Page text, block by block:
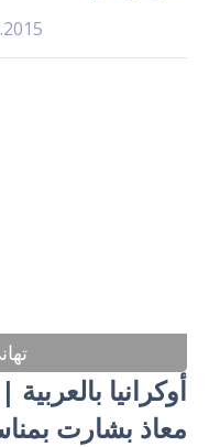
- 12:31
أوكرانيا
معاذ بشارت